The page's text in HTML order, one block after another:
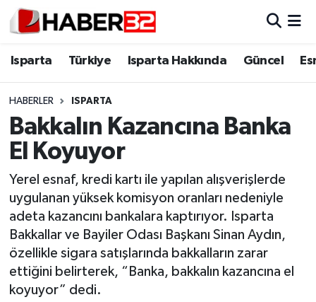
Isparta Türkiye Isparta Hakkında Güncel
HABERLER ISPARTA
Bakkalın Kazancına Banka
El Koyuyor
Yerel esnaf, kredi kartı ile yapılan alışverişlerde
uygulanan yüksek komisyon oranları nedeniyle
adeta kazancını bankalara kaptırıyor. Isparta
Bakkallar ve Bayiler Odası Başkanı Sinan Aydın,
özellikle sigara satışlarında bakkalların zarar
ettiğini belirterek, “Banka, bakkalın kazancına el
koyuyor” dedi.
Isparta
Esnaf Diyor ki;
ASAYİŞ
BİLİM VE TEKNOLOJİ
EĞİTİM
GENEL
Isparta Nöbetçi Eczaneler
Isparta Trafik Yoğunluk Haritası
Süper Lig Puan Durumu ve Fikstür
Tüm Manşetler
Son Dakika Haberleri
Haber Arşivi